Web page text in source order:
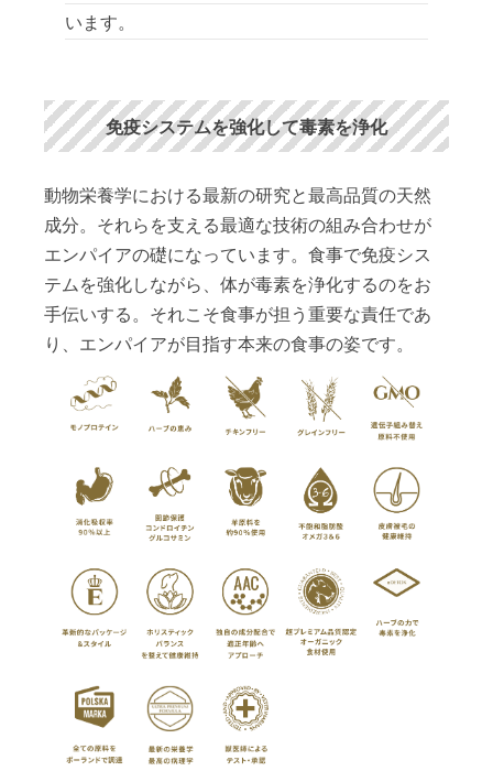
います。
免疫システムを強化して毒素を浄化
動物栄養学における最新の研究と最高品質の天然
成分。それらを支える最適な技術の組み合わせが
エンパイアの礎になっています。食事で免疫シス
テムを強化しながら、体が毒素を浄化するのをお
手伝いする。それこそ食事が担う重要な責任であ
り、エンパイアが目指す本来の食事の姿です。